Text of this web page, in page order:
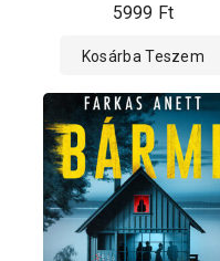
5999 Ft
Kosárba Teszem